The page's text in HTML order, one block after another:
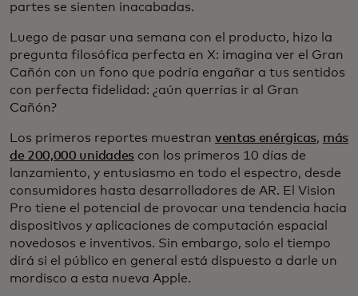
partes se sienten inacabadas.
Luego de pasar una semana con el producto, hizo la
pregunta filosófica perfecta en X: imagina ver el Gran
Cañón con un fono que podría engañar a tus sentidos
con perfecta fidelidad: ¿aún querrías ir al Gran
Cañón?
Los primeros reportes muestran ventas enérgicas, más
de 200,000 unidadescon los primeros 10 días de
lanzamiento, y entusiasmo en todo el espectro, desde
consumidores hasta desarrolladores de AR. El Vision
Pro tiene el potencial de provocar una tendencia hacia
dispositivos y aplicaciones de computación espacial
novedosos e inventivos. Sin embargo, solo el tiempo
dirá si el público en general está dispuesto a darle un
mordisco a esta nueva Apple.